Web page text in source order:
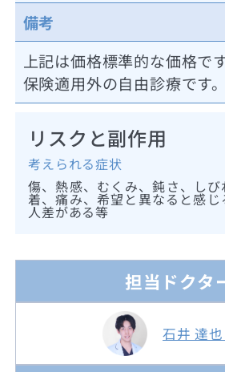
備考
上記は価格標準的な価格です
保険適用外の自由診療です。
リスクと副作用
考えられる症状
傷、熱感、むくみ、鈍さ、し
着、痛み、希望と異なると感
人差がある等
担当ドクタ
石井 達